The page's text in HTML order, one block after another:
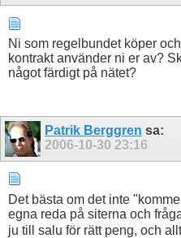
Ni som regelbundet köper
kontrakt använder ni er av?
något färdigt på nätet?
Patrik Berggren sa:
2006-10-30 23:16
Det bästa om det inte
egna reda på siterna och
ju till salu för rätt peng, och